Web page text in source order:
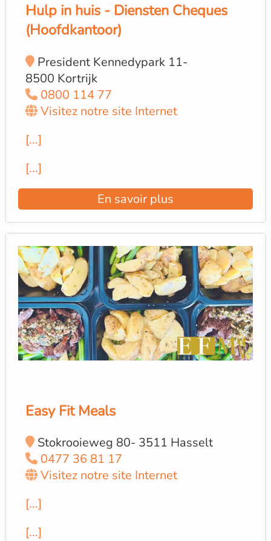
Hulp in huis - Diensten Cheques
(Hoofdkantoor)
President Kennedypark 11-
8500 Kortrijk
0800 114 77
Visitez notre site Internet
[...]
[...]
En savoir plus
Easy Fit Meals
Stokrooieweg 80- 3511 Hasselt
0477 36 81 17
Visitez notre site Internet
[...]
[...]